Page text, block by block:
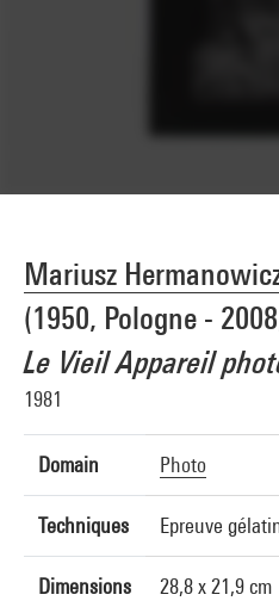
Mariusz
(1950, Pologne -
Le Vieil Appareil
1981
Domain Photo
Techniques Epreuve
Dimensions 28,8 x 21,9 cm